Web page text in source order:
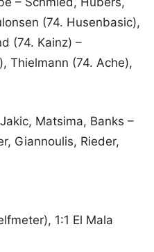
(74. Husenbasic),
(74. Kainz) –
Thielmann (74. Ache),
Matsima, Banks –
Giannoulis, Rieder,
1:1 El Mala